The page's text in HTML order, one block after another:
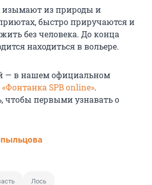
изымают из природы и
быстро приручаются и
без человека. До конца
находиться в вольере.
— в нашем официальном
«Фонтанка SPB online».
чтобы первыми узнавать о
Лось